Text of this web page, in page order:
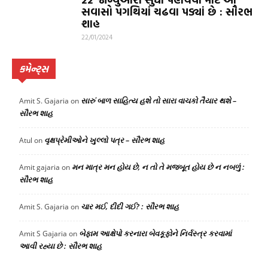
સવાસો પગથિયાં ચઢવા પડ્યાં છે : સૌરભ
શાહ
22/01/2024
કમેન્ટ્સ
Amit S. Gajaria on સારું બાળ સાહિત્ય હશે તો સારા વાચકો તૈયાર થશે –
સૌરભ શાહ
Atul on વૃક્ષપ્રેમીઓને ખુલ્લો પત્ર – સૌરભ શાહ
Amit gajaria on મન માત્ર મન હોય છે, ન તો તે મજબૂત હોય છે ન નબળું :
સૌરભ શાહ
Amit S. Gajaria on ચાર મઈ, દીદી ગઈ? : સૌરભ શાહ
Amit S Gajaria on બેફામ આક્ષેપો કરનારા બેવકૂફોને નિર્વસ્ત્ર કરવામાં
આવી રહ્યા છે : સૌરભ શાહ